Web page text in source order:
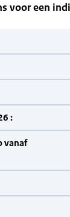
voor een
:
vanaf